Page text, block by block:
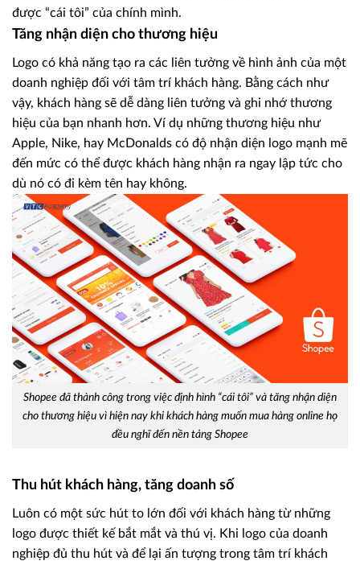
được “cái tôi” của chính mình.
Tăng nhận diện cho thương hiệu
Logo có khả năng tạo ra các liên tưởng về hình ảnh của một
doanh nghiệp đối với tâm trí khách hàng. Bằng cách như
vậy, khách hàng sẽ dễ dàng liên tưởng và ghi nhớ thương
hiệu của bạn nhanh hơn. Ví dụ những thương hiệu như
Apple, Nike, hay McDonalds có độ nhận diện logo mạnh mẽ
đến mức có thể được khách hàng nhận ra ngay lập tức cho
dù nó có đi kèm tên hay không.
Shopee đã thành công trong việc định hình “cái tôi” và tăng nhận diện
cho thương hiệu vì hiện nay khi khách hàng muốn mua hàng online họ
đều nghĩ đến nền tảng Shopee
Thu hút khách hàng, tăng doanh số
Luôn có một sức hút to lớn đối với khách hàng từ những
logo được thiết kế bắt mắt và thú vị. Khi logo của doanh
nghiệp đủ thu hút và để lại ấn tượng trong tâm trí khách